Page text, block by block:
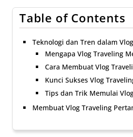
Table of Contents
Teknologi dan Tren dalam
Mengapa Vlog Traveling
Cara Membuat Vlog
Kunci Sukses Vlog
Tips dan Trik Memulai
Membuat Vlog Traveling